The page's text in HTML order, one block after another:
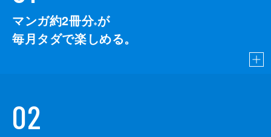
マンガ約2冊分※が
毎月タダで楽しめる。
02